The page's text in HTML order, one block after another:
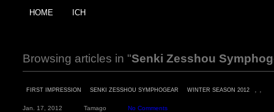
HOME ICH
Browsing articles in "Senki Zesshou
FIRST IMPRESSION ,
SENKI ZESSHOU SYMPHOGEAR ,
WINTER SEASON 2012
Jan. 17, 2012 Tamago No Comments